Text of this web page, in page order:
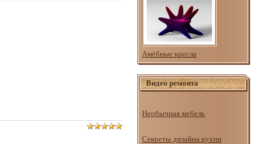
Амёбные кресла
Видео ремонта
Необычная мебель
Секреты дизайна кухни